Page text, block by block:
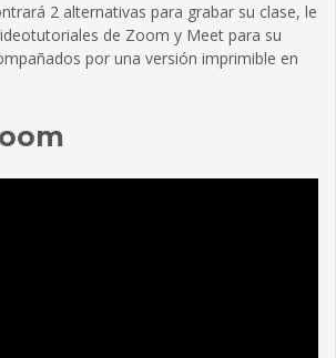
2 alternativas para grabar su clase, le
de Zoom y Meet para su
por una versión imprimible en